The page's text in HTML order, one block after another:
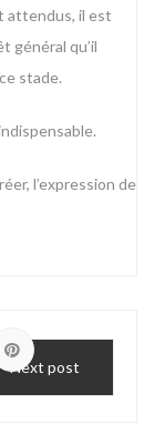
attendus, il est
général qu’il
stade.
l’expression de
Next post